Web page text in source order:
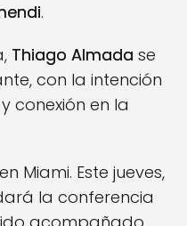
.
Thiago Almada se
con la intención
conexión en la
Miami. Este jueves,
la conferencia